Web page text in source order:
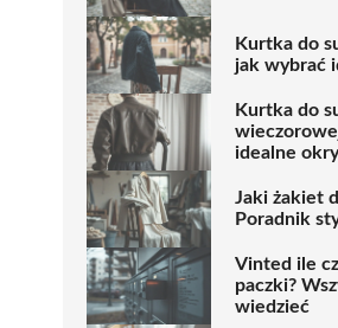
Kurtka do
jak wybrać
Kurtka do
idealne
Jaki żakiet
Poradnik
Vinted ile
paczki?
wiedzieć